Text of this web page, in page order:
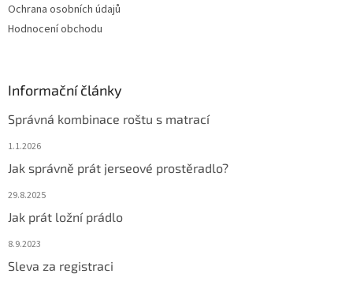
Ochrana osobních údajů
Hodnocení obchodu
Informační články
Správná kombinace roštu s matrací
1.1.2026
Jak správně prát jerseové prostěradlo?
29.8.2025
Jak prát ložní prádlo
8.9.2023
Sleva za registraci